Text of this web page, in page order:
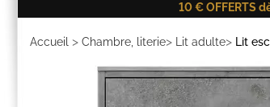
10 € OFFERTS
Accueil > Chambre, literie> Lit adulte> Lit